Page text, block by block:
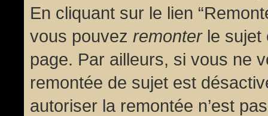
En cliquant sur le lien
vous pouvez remonterle sujet
page. Par ailleurs, si vous ne
remontée de sujet est
autoriser la remontée n’est